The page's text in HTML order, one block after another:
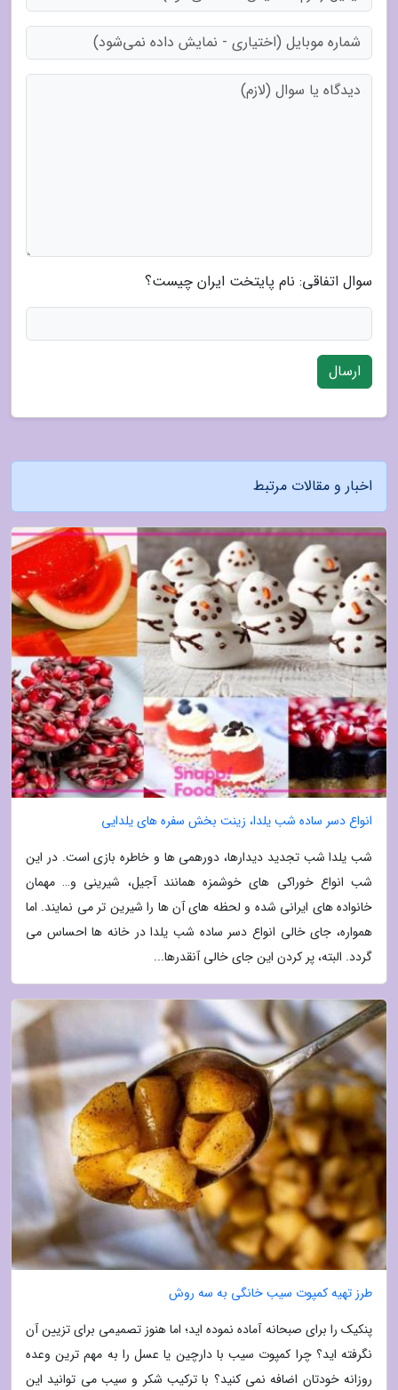
سوال اتفاقی: نام پایتخت ایران چیست؟
ارسال
اخبار و مقالات مرتبط
انواع دسر ساده شب یلدا، زینت بخش سفره های یلدایی
شب یلدا شب تجدید دیدارها، دورهمی ها و خاطره بازی است. در این
شب انواع خوراکی های خوشمزه همانند آجیل، شیرینی و… مهمان
خانواده های ایرانی شده و لحظه های آن ها را شیرین تر می نمایند. اما
همواره، جای خالی انواع دسر ساده شب یلدا در خانه ها احساس می
گردد. البته، پر کردن این جای خالی آنقدرها...
طرز تهیه کمپوت سیب خانگی به سه روش
پنکیک را برای صبحانه آماده نموده اید؛ اما هنوز تصمیمی برای تزیین آن
نگرفته اید؟ چرا کمپوت سیب با دارچین یا عسل را به مهم ترین وعده
روزانه خودتان اضافه نمی کنید؟ با ترکیب شکر و سیب می توانید این